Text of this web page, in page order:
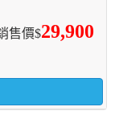
售價$29,900